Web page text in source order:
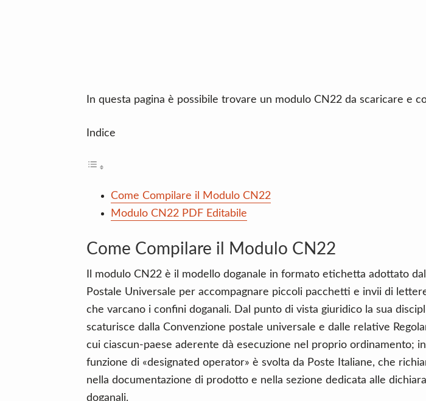
In questa pagina è possibile trovare un modulo CN22 da scaricare e
Indice
Come Compilare il Modulo CN22
Modulo CN22 PDF Editabile
Come Compilare il Modulo CN22
Il modulo CN22 è il modello doganale in formato etichetta adottato
Postale Universale per accompagnare piccoli pacchetti e invii di
che varcano i confini doganali. Dal punto di vista giuridico la sua
scaturisce dalla Convenzione postale universale e dalle relative
cui ciascun-paese aderente dà esecuzione nel proprio ordinamento;
funzione di «designated operator» è svolta da Poste Italiane, che
nella documentazione di prodotto e nella sezione dedicata alle
doganali.